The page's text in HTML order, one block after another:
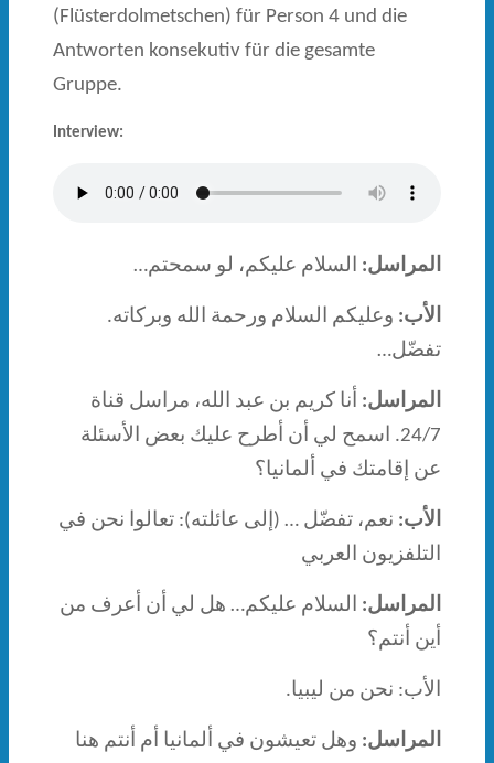
(Flüsterdolmetschen) für Person 4 und die
Antworten konsekutiv für die gesamte
Gruppe.
Interview:
المراسل: السلام عليكم، لو سمحتم…
الأب: وعليكم السلام ورحمة الله وبركاته.
تفضّل…
المراسل: أنا كريم بن عبد الله، مراسل قناة
24/7. اسمح لي أن أطرح عليك بعض الأسئلة
عن إقامتك في ألمانيا؟
الأب: نعم، تفضّل … (إلى عائلته): تعالوا نحن في
التلفزيون العربي
المراسل: السلام عليكم… هل لي أن أعرف من
أين أنتم؟
الأب: نحن من ليبيا.
المراسل: وهل تعيشون في ألمانيا أم أنتم هنا